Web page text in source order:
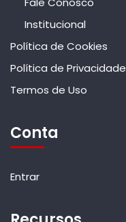
Institucional
Política de Cookies
Política de Privacidade
Termos de Uso
Conta
Entrar